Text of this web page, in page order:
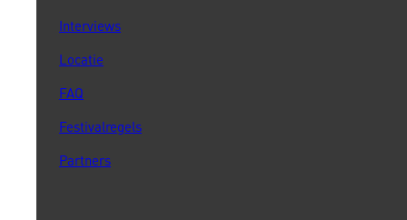
Interviews
Locatie
FAQ
Festivalregels
Partners